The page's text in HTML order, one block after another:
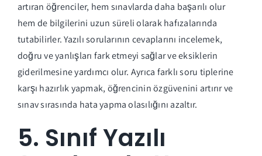
artıran öğrenciler, hem sınavlarda daha başarılı olur
hem de bilgilerini uzun süreli olarak hafızalarında
tutabilirler. Yazılı sorularının cevaplarını incelemek,
doğru ve yanlışları fark etmeyi sağlar ve eksiklerin
giderilmesine yardımcı olur. Ayrıca farklı soru tiplerine
karşı hazırlık yapmak, öğrencinin özgüvenini artırır ve
sınav sırasında hata yapma olasılığını azaltır.
5. Sınıf Yazılı